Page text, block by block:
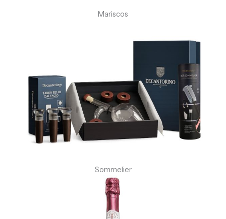
Mariscos
Sommelier